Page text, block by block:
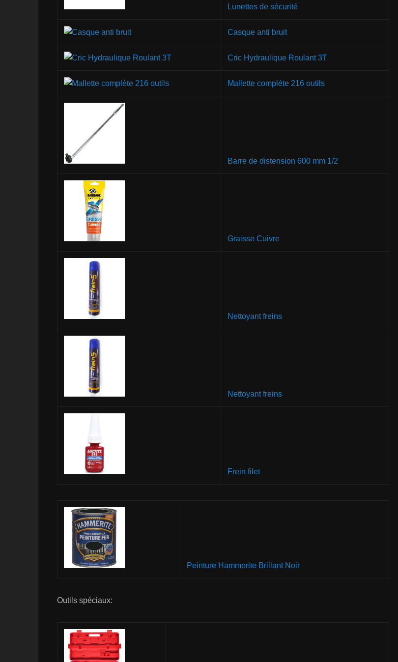
Lunettes de sécurité
Casque anti bruit
Cric Hydraulique Roulant 3T
Mallette complète 216 outils
Barre de distension 600 mm 1/2
Graisse Cuivre
Nettoyant freins
Nettoyant freins
Frein filet
Peinture Hammerite Brillant Noir
Outils spéciaux: